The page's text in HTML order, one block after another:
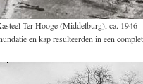
Ter Hooge (Middelburg), ca. 1946
en kap resulteerden in een